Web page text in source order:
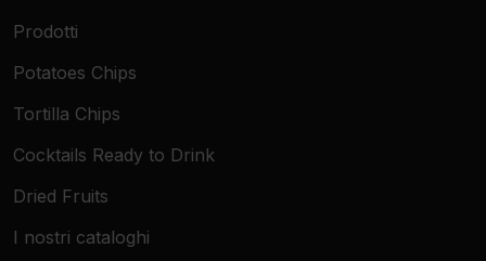
Prodotti
Potatoes Chips
Tortilla Chips
Cocktails Ready to Drink
Dried Fruits
I nostri cataloghi